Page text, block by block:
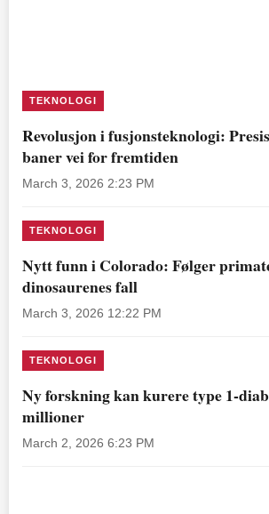
TEKNOLOGI
Revolusjon i fusjonsteknologi:
baner vei for fremtiden
March 3, 2026 2:23 PM
TEKNOLOGI
Nytt funn i Colorado: Følger
dinosaurenes fall
March 3, 2026 12:22 PM
TEKNOLOGI
Ny forskning kan kurere type 1-
millioner
March 2, 2026 6:23 PM